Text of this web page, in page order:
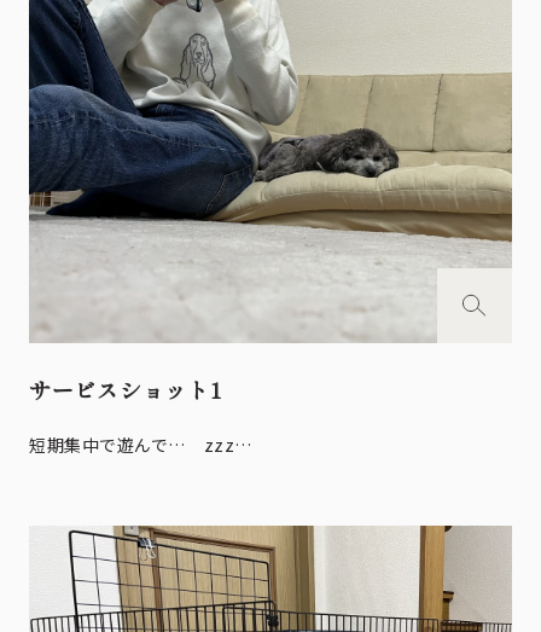
サービスショット1
短期集中で遊んで… zzz…